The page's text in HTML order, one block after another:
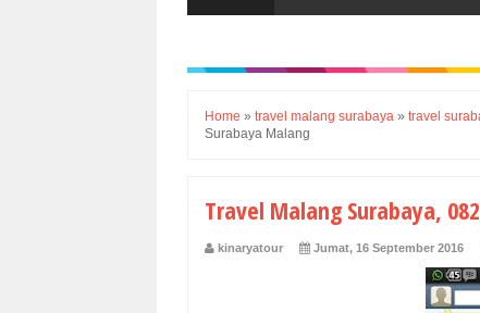
Home » travel malang surabaya » travel
Surabaya Malang
Travel Malang Surabaya,
kinaryatour Jumat, 16 September 2016